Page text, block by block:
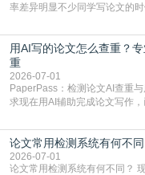
率差异明显不少同学写论文的
实际情况和大家想的不太一样
内容本质是按照语义概率拼接
直接引用整段已有内容，所以查
用AI写的论文怎么查重？
重
2026-07-01
PaperPass：检测论文AI查重
求现在用AI辅助完成论文写作
但很多人忽略了，AI生成的内
含大量已公开的学术内容、网
复片
论文常用检测系统有何不同
2026-07-01
论文常用检测系统有何不同？ 现在高校和期刊常用的论文查重系统主要是知网、